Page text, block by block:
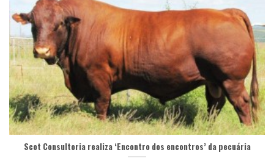
Scot Consultoria realiza ‘Encontro dos encontros’ da pecuária